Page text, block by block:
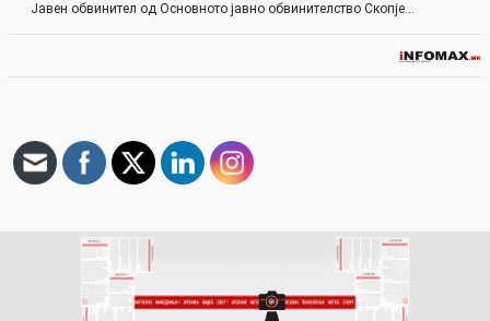
Јавен обвинител од Основното јавно обвинителство Скопје…